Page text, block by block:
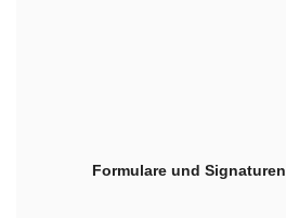
Formulare und Signaturen